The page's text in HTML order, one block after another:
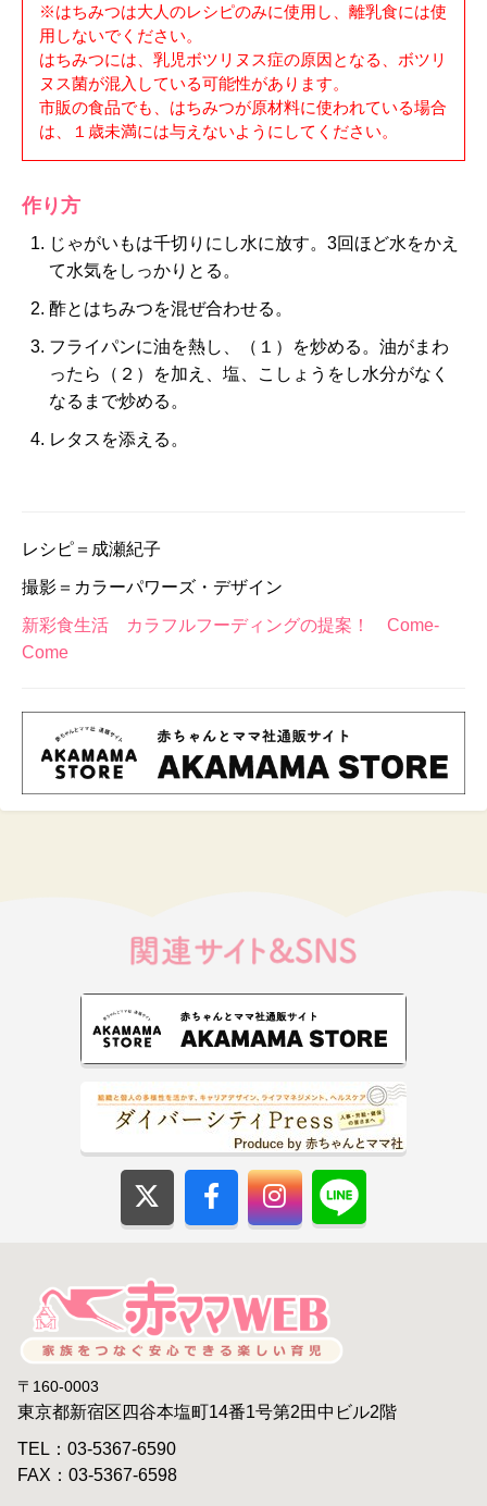
※はちみつは大人のレシピのみに使用し、離乳食には使
用しないでください。
はちみつには、乳児ボツリヌス症の原因となる、ボツリ
ヌス菌が混入している可能性があります。
市販の食品でも、はちみつが原材料に使われている場合
は、１歳未満には与えないようにしてください。
作り方
じゃがいもは千切りにし水に放す。3回ほど水をかえ
て水気をしっかりとる。
酢とはちみつを混ぜ合わせる。
フライパンに油を熱し、（１）を炒める。油がまわ
ったら（２）を加え、塩、こしょうをし水分がなく
なるまで炒める。
レタスを添える。
レシピ＝成瀬紀子
撮影＝カラーパワーズ・デザイン
新彩食生活 カラフルフーディングの提案！ Come-
Come
〒160-0003
東京都新宿区四谷本塩町14番1号第2田中ビル2階
TEL：03-5367-6590
FAX：03-5367-6598